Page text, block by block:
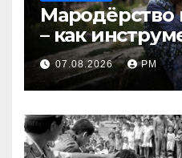
Мародёрство
– как
современной
России
07.08.2026 РМ